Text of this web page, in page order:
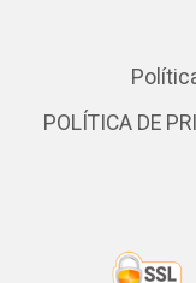
POLÍTICA DE